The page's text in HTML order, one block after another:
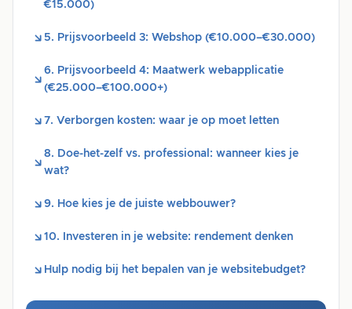
€15.000)
5. Prijsvoorbeeld 3: Webshop (€10.000–€30.000)
6. Prijsvoorbeeld 4: Maatwerk webapplicatie
(€25.000–€100.000+)
7. Verborgen kosten: waar je op moet letten
8. Doe-het-zelf vs. professional: wanneer kies je
wat?
9. Hoe kies je de juiste webbouwer?
10. Investeren in je website: rendement denken
Hulp nodig bij het bepalen van je websitebudget?